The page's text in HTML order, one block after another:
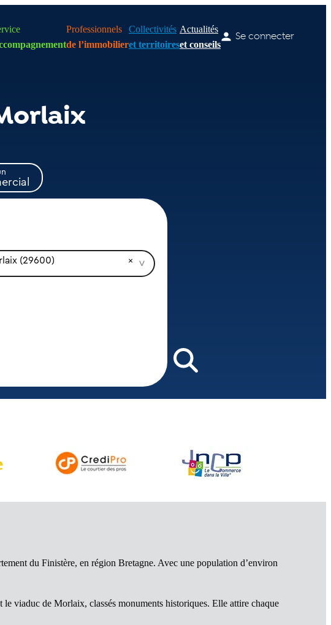
Professionnels
de l’immobilier
Collectivités
et territoires
Actualités
et conseils
Se connecter
(29600)
du Finistère, en région Bretagne. Avec une population d’environ
viaduc de Morlaix, classés monuments historiques. Elle attire chaque